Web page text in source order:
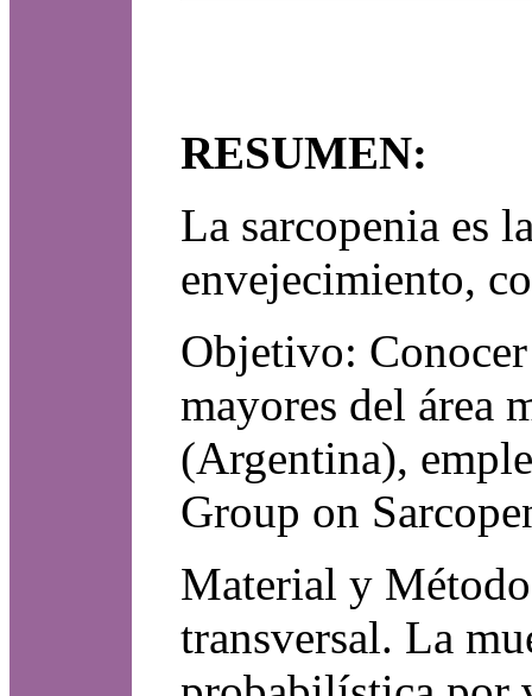
RESUMEN:
La sarcopenia es
envejecimiento,
Objetivo:
mayores del área
(Argentina),
Group on
Material y
transversal. La